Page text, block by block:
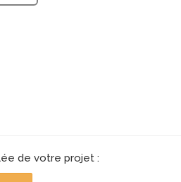
de votre projet :